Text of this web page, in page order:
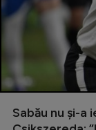
Sabău nu și-